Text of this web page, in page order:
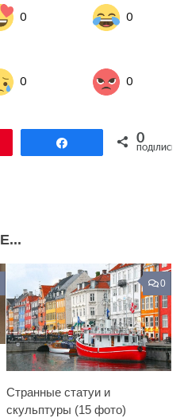
0 0
0 0
Поділитися0
ПОДІЛИСЬ
0
Странные статуи и
скульптуры (15 фото)